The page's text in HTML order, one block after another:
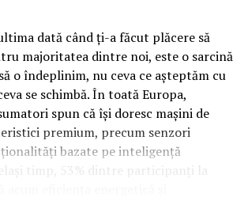
care merită să le adopți dacă vrei
acasă.
nu îl omite niciodată
roluri: protejează unghia de
din lac (care pot păta unghia în
suprafață ușor texturată care ajută
10:00 – 13:00
inainte de festival se poate face
detinatorii de abonamente sau invitatii
dată când ți-a făcut plăcere să
majoritatea dintre noi, este o sarcină
o îndeplinim, nu ceva ce așteptăm cu
se schimbă. În toată Europa,
spun că își doresc mașini de
premium, precum senzori
bazate pe inteligență
timp, 53% dintre participanți la